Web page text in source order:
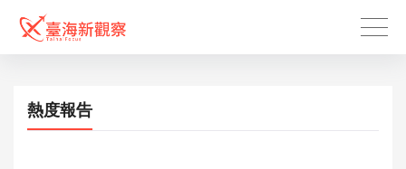
熱度報告